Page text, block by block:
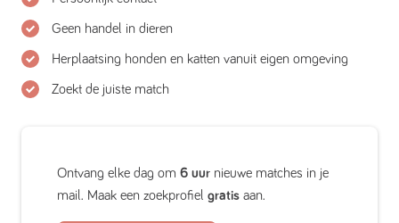
Geen handel in dieren
Herplaatsing honden en katten vanuit eigen omgeving
Zoekt de juiste match
Ontvang elke dag om 6 uur nieuwe matches in je
mail. Maak een zoekprofiel gratis aan.